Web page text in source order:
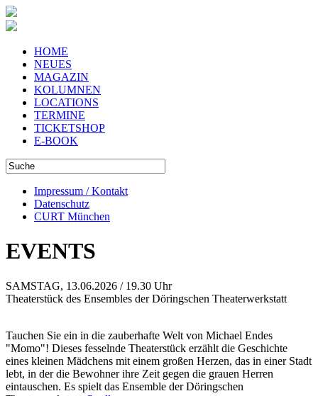
HOME
NEUES
MAGAZIN
KOLUMNEN
LOCATIONS
TERMINE
TICKETSHOP
E-BOOK
Impressum / Kontakt
Datenschutz
CURT München
EVENTS
SAMSTAG, 13.06.2026 / 19.30 Uhr
Theaterstück des Ensembles der Döringschen Theaterwerkstatt
Tauchen Sie ein in die zauberhafte Welt von Michael Endes
"Momo"! Dieses fesselnde Theaterstück erzählt die Geschichte
eines kleinen Mädchens mit einem großen Herzen, das in einer Stadt
lebt, in der die Bewohner ihre Zeit gegen die grauen Herren
eintauschen. Es spielt das Ensemble der Döringschen